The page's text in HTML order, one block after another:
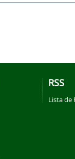
RSS
Lista de